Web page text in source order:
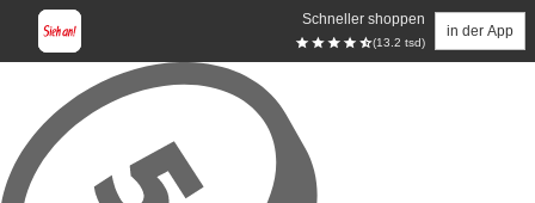
Schneller shoppen
(13.2 tsd)
in der App
Zum Hauptinhalt springen